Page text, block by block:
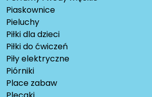
Piaskownice
Pieluchy
Piłki dla dzieci
Piłki do ćwiczeń
Piły elektryczne
Piórniki
Place zabaw